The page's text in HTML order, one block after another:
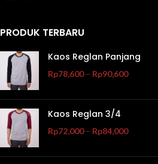
PRODUK TERBARU
Kaos Reglan Panjang
Rp78,600 – Rp90,600
Kaos Reglan 3/4
Rp72,000 – Rp84,000